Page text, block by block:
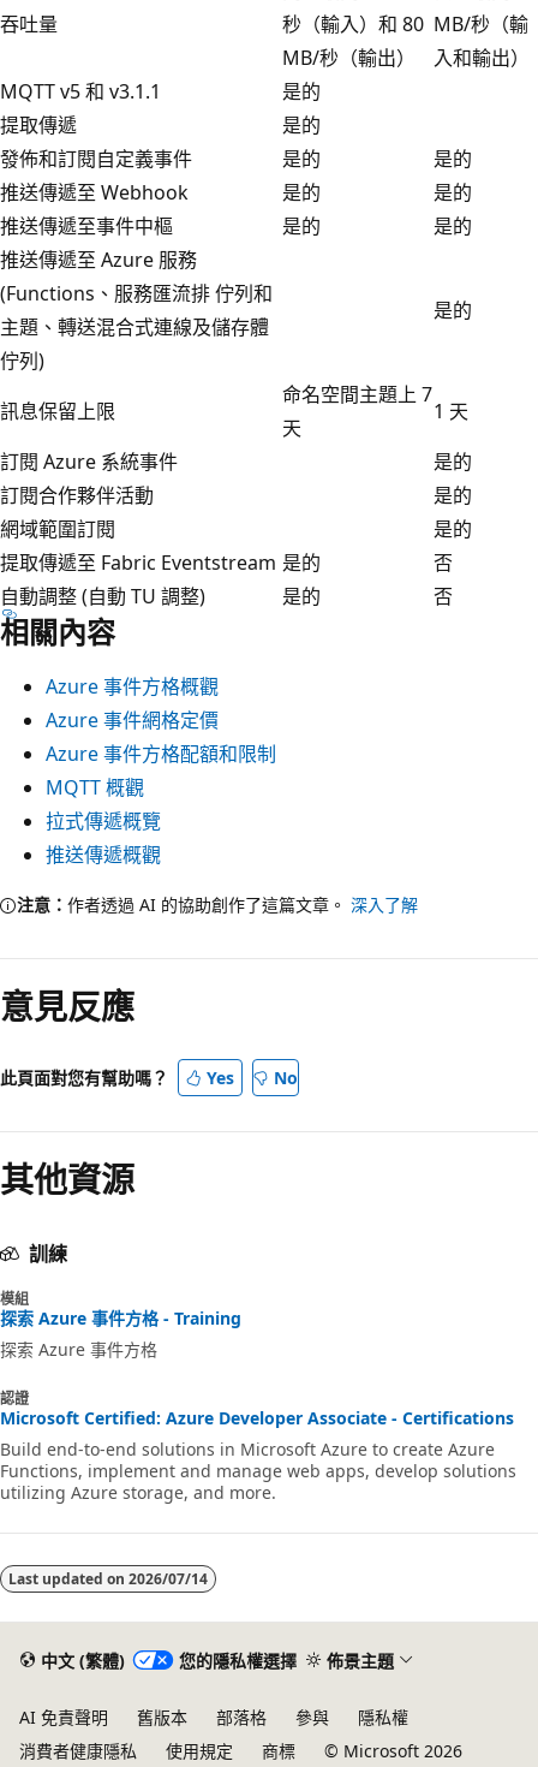
吞吐量
秒（輸入）和 80
MB/秒（輸出）
MB/秒（輸
入和輸出）
MQTT v5 和 v3.1.1
是的
提取傳遞
是的
發佈和訂閱自定義事件
是的
是的
推送傳遞至 Webhook
是的
是的
推送傳遞至事件中樞
是的
是的
推送傳遞至 Azure 服務
(Functions、服務匯流排 佇列和
主題、轉送混合式連線及儲存體
佇列)
是的
訊息保留上限
命名空間主題上 7
天
1 天
訂閱 Azure 系統事件
是的
訂閱合作夥伴活動
是的
網域範圍訂閱
是的
提取傳遞至 Fabric Eventstream 是的
否
自動調整 (自動 TU 調整)
是的 否
相關內容
Azure 事件方格概觀
Azure 事件網格定價
Azure 事件方格配額和限制
MQTT 概觀
拉式傳遞概覽
推送傳遞概觀
注意： 作者透過 AI 的協助創作了這篇文章。 深入了解
意見反應
此頁面對您有幫助嗎？ Yes No
其他資源
訓練
模組
探索 Azure 事件方格 - Training
探索 Azure 事件方格
認證
Microsoft Certified: Azure Developer Associate - Certifications
Build end-to-end solutions in Microsoft Azure to create Azure
Functions, implement and manage web apps, develop solutions
utilizing Azure storage, and more.
Last updated on 2026/07/14
中文 (繁體) 您的隱私權選擇 佈景主題
AI 免責聲明 舊版本 部落格 參與
隱私權
消費者健康隱私
使用規定 商標 © Microsoft 2026